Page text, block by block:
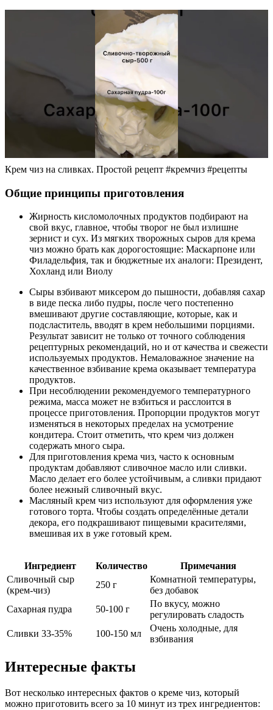
Крем чиз на сливках. Простой рецепт #кремчиз #рецепты
Общие принципы приготовления
Жирность кисломолочных продуктов подбирают на
свой вкус, главное, чтобы творог не был излишне
зернист и сух. Из мягких творожных сыров для крема
чиз можно брать как дорогостоящие: Маскарпоне или
Филадельфия, так и бюджетные их аналоги: Президент,
Хохланд или Виолу
Сыры взбивают миксером до пышности, добавляя сахар
в виде песка либо пудры, после чего постепенно
вмешивают другие составляющие, которые, как и
подсластитель, вводят в крем небольшими порциями.
Результат зависит не только от точного соблюдения
рецептурных рекомендаций, но и от качества и свежести
используемых продуктов. Немаловажное значение на
качественное взбивание крема оказывает температура
продуктов.
При несоблюдении рекомендуемого температурного
режима, масса может не взбиться и расслоится в
процессе приготовления. Пропорции продуктов могут
изменяться в некоторых пределах на усмотрение
кондитера. Стоит отметить, что крем чиз должен
содержать много сыра.
Для приготовления крема чиз, часто к основным
продуктам добавляют сливочное масло или сливки.
Масло делает его более устойчивым, а сливки придают
более нежный сливочный вкус.
Масляный крем чиз используют для оформления уже
готового торта. Чтобы создать определённые детали
декора, его подкрашивают пищевыми красителями,
вмешивая их в уже готовый крем.
Ингредиент Количество
Примечания
Сливочный сыр
(крем-чиз)
250 г
Комнатной температуры,
без добавок
Сахарная пудра
50-100 г
По вкусу, можно
регулировать сладость
Сливки 33-35%
100-150 мл
Очень холодные, для
взбивания
Интересные факты
Вот несколько интересных фактов о креме чиз, который
можно приготовить всего за 10 минут из трех ингредиентов: